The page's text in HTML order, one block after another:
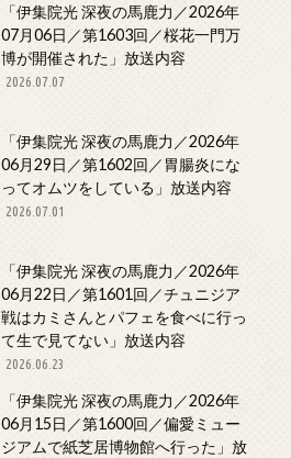
「伊集院光 深夜の馬鹿力／2026年
07月06日／第1603回／桜花一門万
博が開催された」放送内容
2026.07.07
「伊集院光 深夜の馬鹿力／2026年
06月29日／第1602回／胃腸炎にな
ってオムツをしている」放送内容
2026.07.01
「伊集院光 深夜の馬鹿力／2026年
06月22日／第1601回／チュニジア
戦はカミさんとパフェを食べに行っ
て生で見てない」放送内容
2026.06.23
「伊集院光 深夜の馬鹿力／2026年
06月15日／第1600回／偏愛ミュー
ジアムで紙芝居博物館へ行った」放